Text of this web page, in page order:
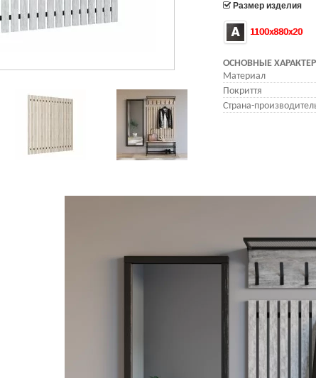
Размер изделия
1100x880x20
ОСНОВНЫЕ
Материал
Покриття
Страна-